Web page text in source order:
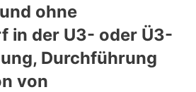
ohne
in der U3- oder Ü3-
Durchführung
von